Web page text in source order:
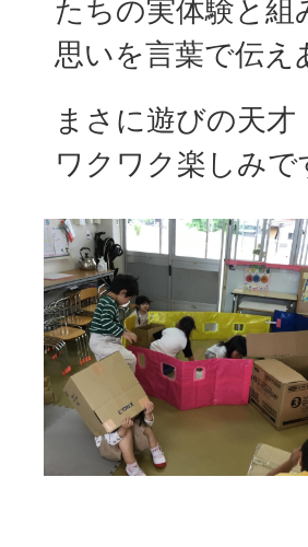
たちの実体験と組
思いを言葉で伝
まさに遊びの天
ワクワク楽しみで